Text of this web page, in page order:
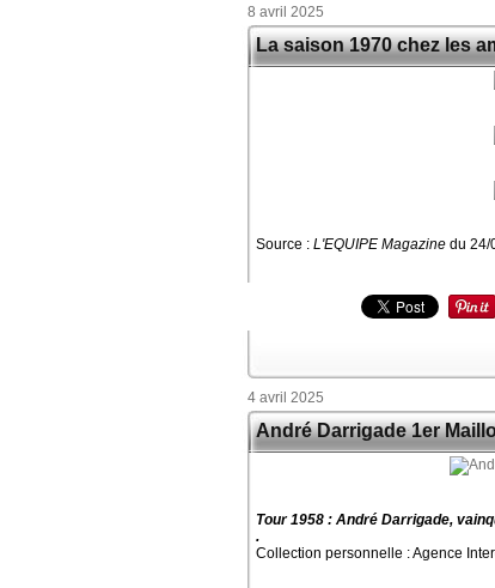
8 avril 2025
La saison 1970 chez les
Source : L'EQUIPE Magazine du 24/
4 avril 2025
André Darrigade 1er
Tour 1958 : André Darrigade,
.
Collection personnelle : Agence